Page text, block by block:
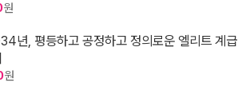
원
년, 평등하고 공정하고 정의로운 엘리트 계급
원